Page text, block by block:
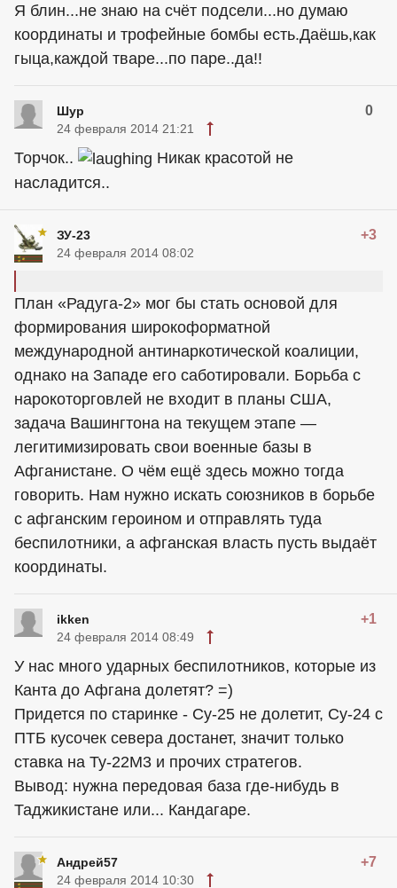
Я блин...не знаю на счёт подсели...но думаю
координаты и трофейные бомбы есть.Даёшь,как
гыца,каждой тваре...по паре..да!!
Шур 0
24 февраля 2014 21:21
Торчок..
Никак красотой не
насладится..
ЗУ-23 +3
24 февраля 2014 08:02
План «Радуга-2» мог бы стать основой для
формирования широкоформатной
международной антинаркотической коалиции,
однако на Западе его саботировали. Борьба с
нарокоторговлей не входит в планы США,
задача Вашингтона на текущем этапе —
легитимизировать свои военные базы в
Афганистане. О чём ещё здесь можно тогда
говорить. Нам нужно искать союзников в борьбе
с афганским героином и отправлять туда
беспилотники, а афганская власть пусть выдаёт
координаты.
ikken +1
24 февраля 2014 08:49
У нас много ударных беспилотников, которые из
Канта до Афгана долетят? =)
Придется по старинке - Су-25 не долетит, Су-24 с
ПТБ кусочек севера достанет, значит только
ставка на Ту-22М3 и прочих стратегов.
Вывод: нужна передовая база где-нибудь в
Таджикистане или... Кандагаре.
Андрей57 +7
24 февраля 2014 10:30